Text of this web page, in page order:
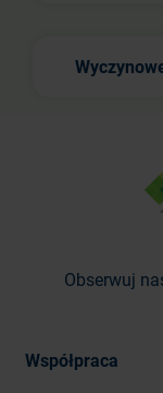
Obserwuj
Współpraca